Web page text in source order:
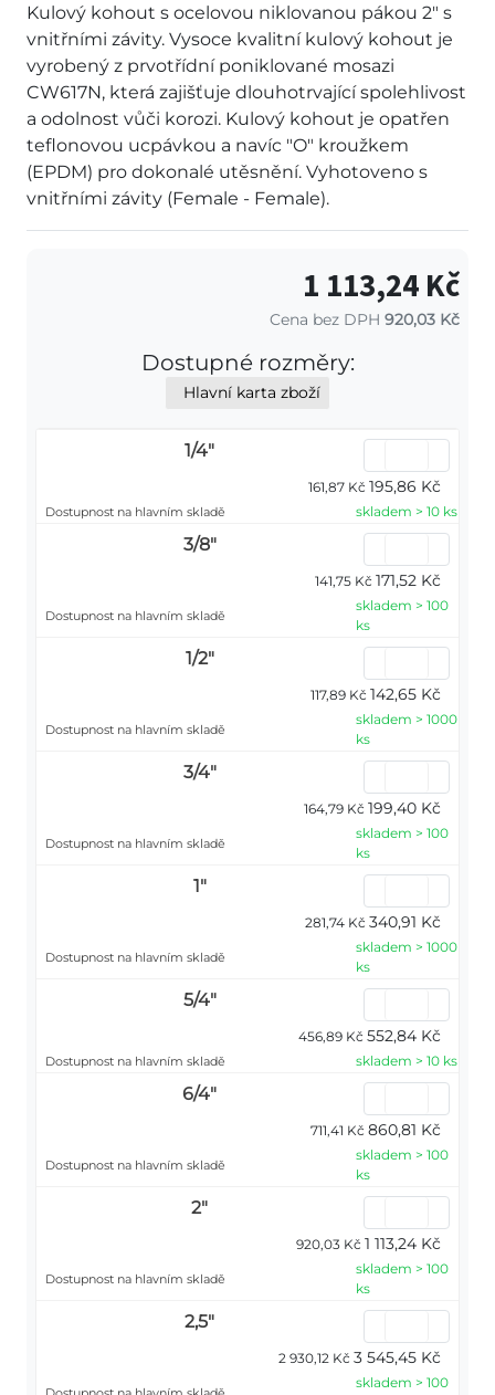
Kulový kohout s ocelovou niklovanou pákou 2" s
vnitřními závity. Vysoce kvalitní kulový kohout je
vyrobený z prvotřídní poniklované mosazi
CW617N, která zajišťuje dlouhotrvající spolehlivost
a odolnost vůči korozi. Kulový kohout je opatřen
teflonovou ucpávkou a navíc "O" kroužkem
(EPDM) pro dokonalé utěsnění. Vyhotoveno s
vnitřními závity (Female - Female).
1 113,24 Kč
Cena bez DPH 920,03 Kč
Dostupné rozměry:
Hlavní karta zboží
1/4"
161,87 Kč 195,86 Kč
Dostupnost na hlavním skladě skladem > 10 ks
3/8"
141,75 Kč 171,52 Kč
Dostupnost na hlavním skladě
skladem > 100
ks
1/2"
117,89 Kč 142,65 Kč
Dostupnost na hlavním skladě
skladem > 1000
ks
3/4"
164,79 Kč 199,40 Kč
Dostupnost na hlavním skladě
skladem > 100
ks
1"
281,74 Kč 340,91 Kč
Dostupnost na hlavním skladě
skladem > 1000
ks
5/4"
456,89 Kč 552,84 Kč
Dostupnost na hlavním skladě skladem > 10 ks
6/4"
711,41 Kč 860,81 Kč
Dostupnost na hlavním skladě
skladem > 100
ks
2"
920,03 Kč 1 113,24 Kč
Dostupnost na hlavním skladě
skladem > 100
ks
2,5"
2 930,12 Kč 3 545,45 Kč
skladem > 100